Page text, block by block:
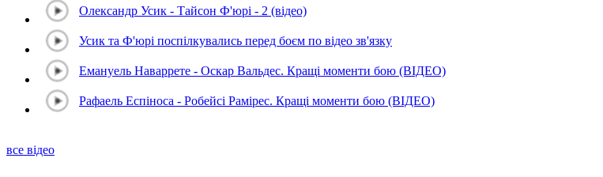
Олександр Усик - Тайсон Ф'юрі - 2 (відео)
Усик та Ф'юрі поспілкувались перед боєм по відео зв'язку
Емануель Наваррете - Оскар Вальдес. Кращі моменти бою (ВІДЕО)
Рафаель Еспіноса - Робейсі Рамірес. Кращі моменти бою (ВІДЕО)
все відео